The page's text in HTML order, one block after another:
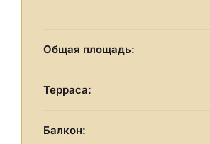
Общая площадь:
Терраса:
Балкон: